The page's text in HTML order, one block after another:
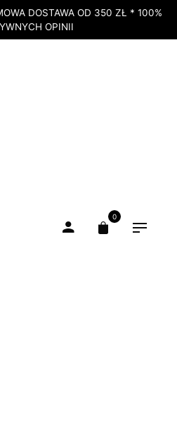
DOSTAWA OD 350 ZŁ * 100%
OPINII
0